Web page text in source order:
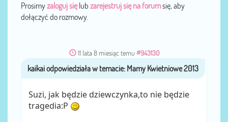
Prosimyzaloguj sięlub zarejestruj się na forumsię, aby
dołączyć do rozmowy.
11 lata 8 miesiąc temu #943130
przezkaikai
Suzi, jak będzie dziewczynka,to nie będzie
tragedia:P